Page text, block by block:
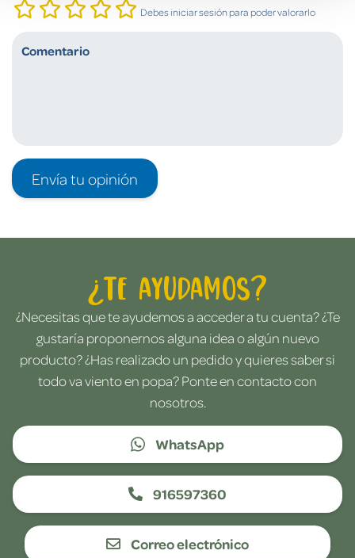
Debes iniciar sesión para poder valorarlo
Envía tu opinión
¿Te ayudamos?
¿Necesitas que te ayudemos a acceder a tu cuenta? ¿Te
gustaría proponernos alguna idea o algún nuevo
producto? ¿Has realizado un pedido y quieres saber si
todo va viento en popa? Ponte en contacto con
nosotros.
WhatsApp
916597360
Correo electrónico